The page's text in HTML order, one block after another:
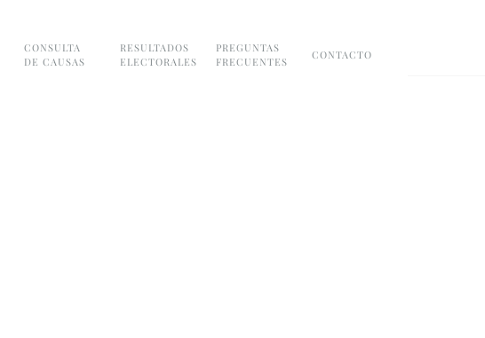
CONSULTA
DE CAUSAS
RESULTADOS
ELECTORALES
PREGUNTAS
FRECUENTES
CONTACTO